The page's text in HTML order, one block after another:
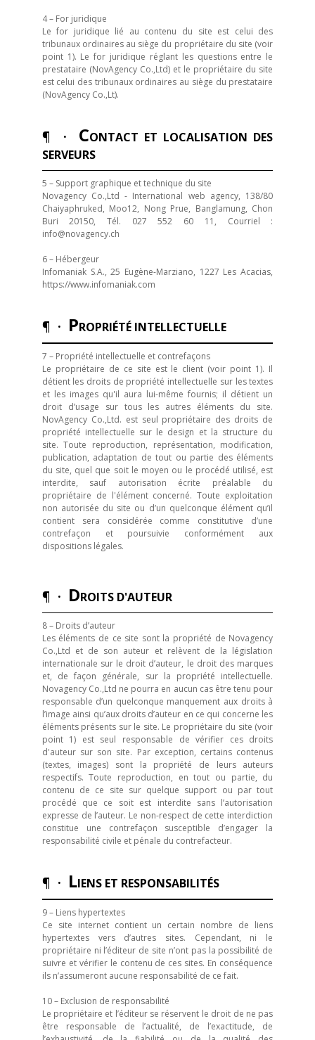
4 – For juridique
Le for juridique lié au contenu du site est celui des
tribunaux ordinaires au siège du propriétaire du site (voir
point 1). Le for juridique réglant les questions entre le
prestataire (NovAgency Co.,Ltd) et le propriétaire du site
est celui des tribunaux ordinaires au siège du prestataire
(NovAgency Co.,Lt).
¶ · CONTACT ET LOCALISATION DES
SERVEURS
5 – Support graphique et technique du site
Novagency Co.,Ltd - International web agency, 138/80
Chaiyaphruked, Moo12, Nong Prue, Banglamung, Chon
Buri 20150, Tél. 027 552 60 11, Courriel :
info@novagency.ch
6 – Hébergeur
Infomaniak S.A., 25 Eugène-Marziano, 1227 Les Acacias,
https://www.infomaniak.com
¶ · PROPRIÉTÉ INTELLECTUELLE
7 – Propriété intellectuelle et contrefaçons
Le propriétaire de ce site est le client (voir point 1). Il
détient les droits de propriété intellectuelle sur les textes
et les images qu'il aura lui-même fournis; il détient un
droit d’usage sur tous les autres éléments du site.
NovAgency Co.,Ltd. est seul propriétaire des droits de
propriété intellectuelle sur le design et la structure du
site. Toute reproduction, représentation, modification,
publication, adaptation de tout ou partie des éléments
du site, quel que soit le moyen ou le procédé utilisé, est
interdite, sauf autorisation écrite préalable du
propriétaire de l'élément concerné. Toute exploitation
non autorisée du site ou d’un quelconque élément qu’il
contient sera considérée comme constitutive d’une
contrefaçon et poursuivie conformément aux
dispositions légales.
¶ · DROITS D'AUTEUR
8 – Droits d’auteur
Les éléments de ce site sont la propriété de Novagency
Co.,Ltd et de son auteur et relèvent de la législation
internationale sur le droit d’auteur, le droit des marques
et, de façon générale, sur la propriété intellectuelle.
Novagency Co.,Ltd ne pourra en aucun cas être tenu pour
responsable d’un quelconque manquement aux droits à
l’image ainsi qu’aux droits d’auteur en ce qui concerne les
éléments présents sur le site. Le propriétaire du site (voir
point 1) est seul responsable de vérifier ces droits
d'auteur sur son site. Par exception, certains contenus
(textes, images) sont la propriété de leurs auteurs
respectifs. Toute reproduction, en tout ou partie, du
contenu de ce site sur quelque support ou par tout
procédé que ce soit est interdite sans l’autorisation
expresse de l’auteur. Le non-respect de cette interdiction
constitue une contrefaçon susceptible d’engager la
responsabilité civile et pénale du contrefacteur.
¶ · LIENS ET RESPONSABILITÉS
9 – Liens hypertextes
Ce site internet contient un certain nombre de liens
hypertextes vers d’autres sites. Cependant, ni le
propriétaire ni l’éditeur de site n’ont pas la possibilité de
suivre et vérifier le contenu de ces sites. En conséquence
ils n’assumeront aucune responsabilité de ce fait.
10 – Exclusion de responsabilité
Le propriétaire et l’éditeur se réservent le droit de ne pas
être responsable de l’actualité, de l’exactitude, de